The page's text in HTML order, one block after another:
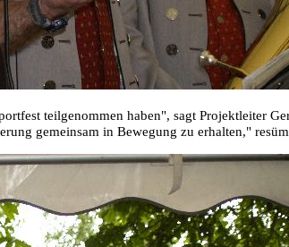
teilgenommen haben", sagt Projektleiter
gemeinsam in Bewegung zu erhalten,"